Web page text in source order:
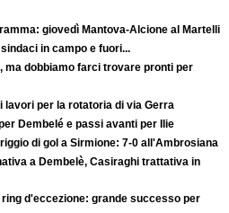
giovedì Mantova-Alcione al Martelli
in campo e fuori...
ma dobbiamo farci trovare pronti per
lavori per la rotatoria di via Gerra
Dembelé e passi avanti per Ilie
di gol a Sirmione: 7-0 all'Ambrosiana
a Dembelè, Casiraghi trattativa in
ring d'eccezione: grande successo per